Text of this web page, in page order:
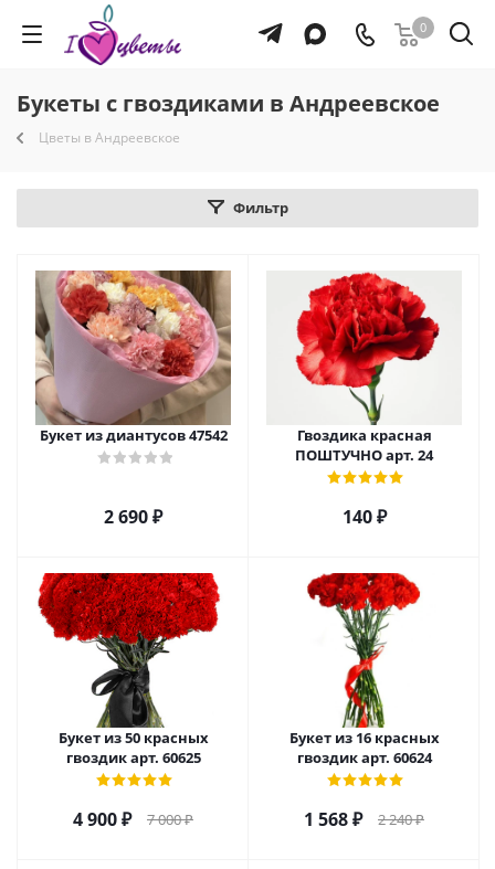
0
Букеты с гвоздиками в Андреевское
Цветы в Андреевское
Фильтр
Букет из диантусов 47542
2 690₽
Гвоздика красная
ПОШТУЧНО арт. 24
140₽
Букет из 50 красных
гвоздик арт. 60625
4 900₽ 7 000₽
Букет из 16 красных
гвоздик арт. 60624
1 568₽ 2 240₽